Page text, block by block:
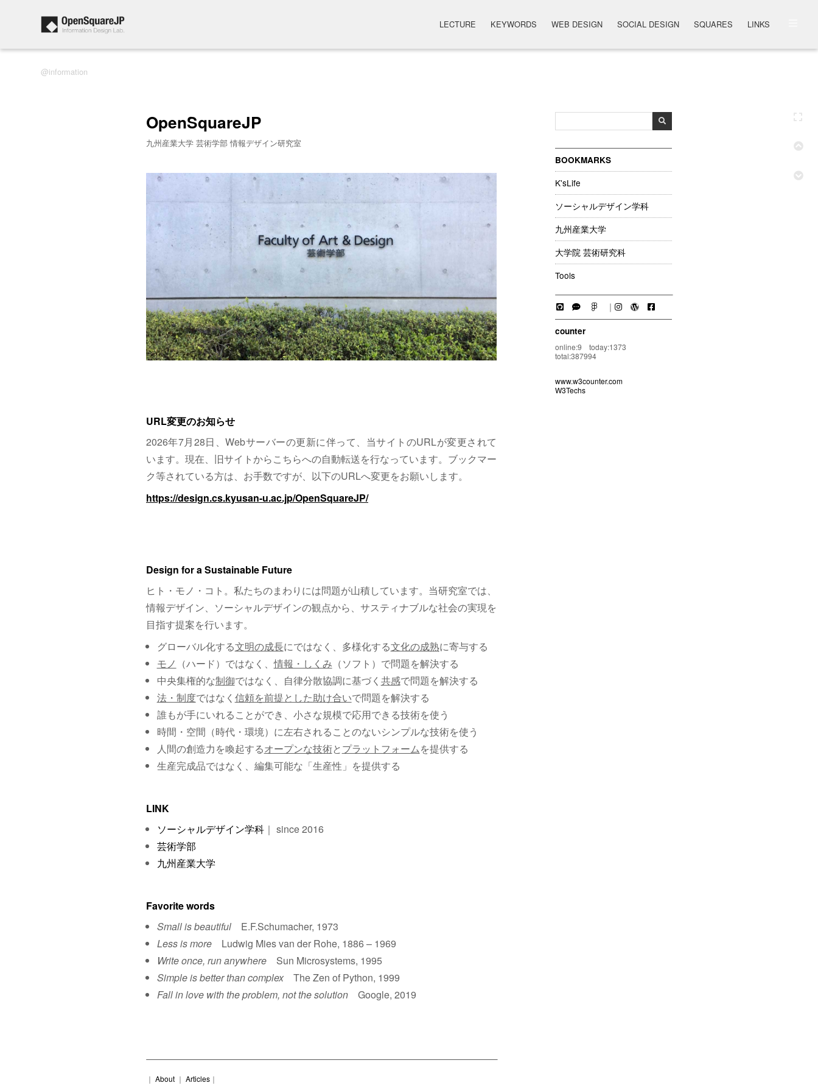
information
LECTURE KEYWORDS WEB DESIGN SOCIAL DESIGN SQUARES LINKS
BOOKMARKS
K'sLife
ソーシャルデザイン学科
九州産業大学
大学院 芸術研究科
Tools
｜
counter
online:9 today:1373
total:387994
www.w3counter.com
W3Techs
OpenSquareJP
九州産業大学 芸術学部 情報デザイン研究室
URL変更のお知らせ
2026年7月28日、Webサーバーの更新に伴って、当サイトのURLが変更されて
います。現在、旧サイトからこちらへの自動転送を行なっています。ブックマー
ク等されている方は、お手数ですが、以下のURLへ変更をお願いします。
https://design.cs.kyusan-u.ac.jp/OpenSquareJP/
Design for a Sustainable Future
ヒト・モノ・コト。私たちのまわりには問題が山積しています。当研究室では、
情報デザイン、ソーシャルデザインの観点から、サスティナブルな社会の実現を
目指す提案を行います。
グローバル化する文明の成長にではなく、多様化する文化の成熟に寄与する
モノ （ハード）ではなく、情報・しくみ （ソフト）で問題を解決する
中央集権的な制御ではなく、自律分散協調に基づく 共感で問題を解決する
法・制度ではなく 信頼を前提とした助け合いで問題を解決する
誰もが手にいれることができ、小さな規模で応用できる技術を使う
時間・空間（時代・環境）に左右されることのないシンプルな技術を使う
人間の創造力を喚起するオープンな技術とプラットフォームを提供する
生産完成品ではなく、編集可能な「生産性」を提供する
LINK
ソーシャルデザイン学科｜ since 2016
芸術学部
九州産業大学
Favorite words
Small is beautifulE.F.Schumacher, 1973
Less is moreLudwig Mies van der Rohe, 1886 – 1969
Write once, run anywhereSun Microsystems, 1995
Simple is better than complexThe Zen of Python, 1999
Fall in love with the problem, not the solutionGoogle, 2019
｜ About ｜ Articles ｜